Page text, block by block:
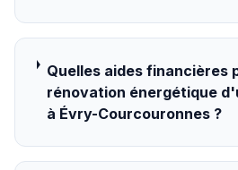
Quelles aides financières
rénovation énergétique
à Évry-Courcouronnes ?